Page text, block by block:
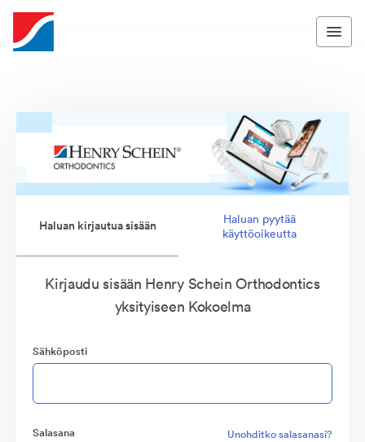
Haluan kirjautua sisään
Haluan pyytää
käyttöoikeutta
Kirjaudu sisään Henry Schein Orthodontics
yksityiseen Kokoelma
Sähköposti
Salasana Unohditko salasanasi?